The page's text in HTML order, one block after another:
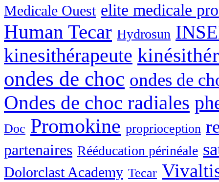
Medicale Ouest elite medicale
Human Tecar Hydrosun
kinesithérapeute
ondes de choc ondes de
Ondes de choc radiales
Doc Promokine proprioception
partenaires Rééducation périnéale
Dolorclast Academy Tecar